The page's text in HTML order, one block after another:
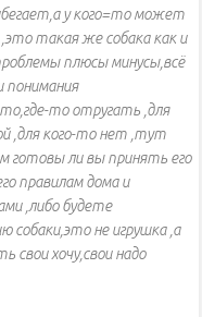
у кого=то может
такая же собака как и
плюсы минусы,всё
понимания
то отругать ,для
,для кого-то нет ,тут
готовы ли вы принять его
правилам дома и
,либо будете
собаки,это не игрушка ,а
свои хочу,свои надо